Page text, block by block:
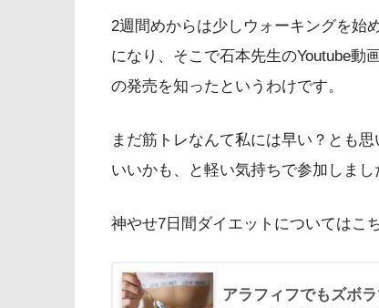
2週間めからは少しウォーキングを始
になり、そこで石本先生のYoutube動
の発売を知ったというわけです。
まだ筋トレなんて私には早い？とも
いいかも、と軽い気持ちで参加しまし
神やせ7日間ダイエットについてはこ
アラフィフでもズボ